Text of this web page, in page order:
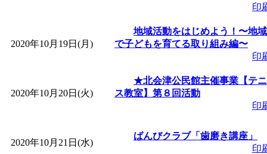
印
2020年10月19日(月)
地域活動をはじめよう！〜地域
で子どもを育てる取り組み編〜
印
2020年10月20日(火)
★北会津公民館主催事業【テニ
ス教室】第８回活動
印
2020年10月21日(水)
ばんびクラブ「歯磨き講座」
印